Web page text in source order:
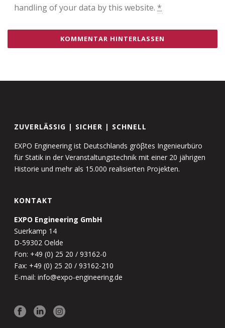
handling of your data by this website. *
ZUVERLÄSSIG | SICHER | SCHNELL
EXPO Engineering ist Deutschlands gröβtes Ingenieurbüro
für Statik in der Veranstaltungstechnik mit einer 20 jährigen
Historie und mehr als 15.000 realisierten Projekten.
KONTAKT
EXPO Engineering GmbH
Suerkamp 14
D-59302 Oelde
Fon: +49 (0) 25 20 / 93162-0
Fax: +49 (0) 25 20 / 93162-210
E-mail: info@expo-engineering.de